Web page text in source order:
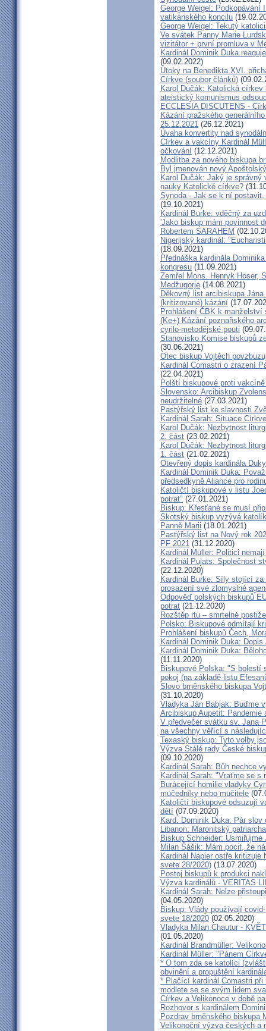
George Weigel: Podkopávání
vatikánského koncilu
George Weigel: Tekutý
Ve svátek Panny Marie
vizitátor + první promluva v
Kardinál Dominik Duka
(09.02.2022)
Útoky na Benedikta XVI.
Církve (soubor článků)
Karol Dučák: Katolická církev
ateistický komunismus
ECCLESIA DISCUTENS -
Kázání pražského
25.12.2021 (26.12.2021)
Úvaha konvertity nad
Církev a vakcíny Kardinál
očkování (12.12.2021)
Modlitba za nového biskupa
Byl jmenován nový
Karol Dučák: Jaký je
nauky Katolické církve?
Synoda - Jak se k ní
(19.10.2021)
Kardinál Burke: vděčný za
'Jako biskup mám povinnost
Robertem SARAHEM
Nigerijský kardinál:
(18.09.2021)
Přednáška kardinála
kongresu (11.09.2021)
Zemřel Mons. Henryk Hoser,
Medžugorje (14.08.2021)
Děkovný list arcibiskupa
(kritizované) kázání
Prohlášení ČBK k manželství
(Ke+) Kázání poznaňského
cyrilo-metodějské pouti
Stanovisko Komise biskupů
(30.06.2021)
Otec biskup Vojtěch
Kardinál Comastri o zrazení
(22.04.2021)
Polští biskupové proti
Slovensko: Arcibiskup
neudržitelné (27.03.2021)
Pastýřský list ke slavnosti
Kardinál Sarah: Situace
Karol Dučák: Nezbytnost
2. část (23.02.2021)
Karol Dučák: Nezbytnost
1. část (21.02.2021)
Otevřený dopis kardinála
Kardinál Dominik Duka:
předsedkyně Aliance pro
Katoličtí biskupové v listu
potrat" (27.01.2021)
Biskup: Křesťané se musí
Skotský biskup vyzývá
Panně Marii (18.01.2021)
Pastýřský list na Nový rok
PF 2021 (31.12.2020)
Kardinál Müller: Politici
Kardinál Pujats: Společnost
(22.12.2020)
Kardinál Burke: Síly stojící
prosazení své zlomyslné
Odpověď polských biskupů
potrat (21.12.2020)
Rozštěp rtu – smrtelné
Polsko: Biskupové odmítají
Prohlášení biskupů Čech,
Kardinál Dominik Duka:
Kardinál Dominik Duka:
(11.11.2020)
Biskupové Polska: "S bolestí
pokoj (na základě listu
Slovo brněnského biskupa
(31.10.2020)
Vladyka Ján Babjak: Buďme
Arcibiskup Aupetit: Pandemie
V předvečer svátku sv. Jana
na všechny věřící s
Texaský biskup: Tyto volby
Výzva Stálé rady České
(09.10.2020)
Kardinál Sarah: Bůh nechce
Kardinál Sarah: "Vraťme se s
Burácející homilie vladyky
mučedníky nebo mučitele
Katoličtí biskupové odsuzují
dětí (07.09.2020)
Kard. Dominik Duka: Pár slov
Libanon: Maronitský
Biskup Schneider:
Milan Šášik: Mám pocit, že
Kardinál Napier ostře
svete 28/2020) (13.07.2020)
Postoj biskupů k produkci
Výzva kardinálů - VERITAS
Kardinál Sarah: Nelze
(04.05.2020)
Biskup: Vlády používají
svete 18/2020 (02.05.2020)
Vladyka Milan Chautur -
(01.05.2020)
Kardinál Brandmüller:
Kardinál Müller: "Pánem
* O tom zda se katolíci
obvinění a propuštění
* Plačící kardinál Comastri
modlete se se svým lidem
Církev a Velikonoce v době
Rozhovor s kardinálem
Pozdrav brněnského biskupa
Velikonoční výzva českých a